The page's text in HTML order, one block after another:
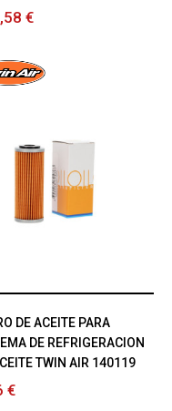
€
DE ACEITE PARA
DE REFRIGERACION
TWIN AIR 140119
€